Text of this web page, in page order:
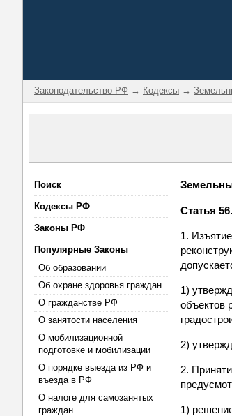
Законодательство РФ → Кодексы →
Поиск
Кодексы РФ
Законы РФ
Популярные Законы
Об образовании
Об охране здоровья граждан
О гражданстве РФ
О занятости населения
О мобилизационной
подготовке и мобилизации
О порядке выезда из РФ и
въезда в РФ
О налоге для самозанятых
граждан
Статья
1.
1)
объектов
2)
2.
1)